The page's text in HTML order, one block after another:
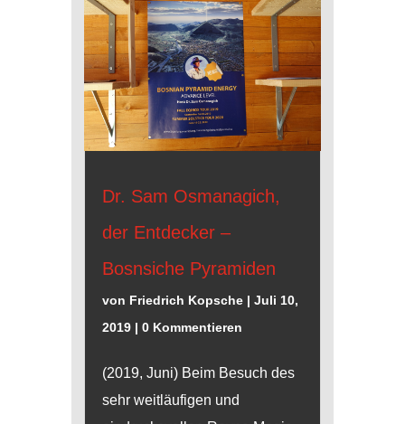
Dr. Sam Osmanagich,
der Entdecker –
Bosnsiche Pyramiden
von Friedrich Kopsche |Juli 10,
2019 | 0 Kommentieren
(2019, Juni) Beim Besuch des
sehr weitläufigen und